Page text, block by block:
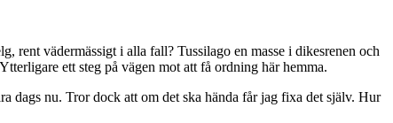
rent vädermässigt i alla fall? Tussilago en masse i dikesrenen och
ett steg på vägen mot att få ordning här hemma.
dags nu. Tror dock att om det ska hända får jag fixa det själv. Hur